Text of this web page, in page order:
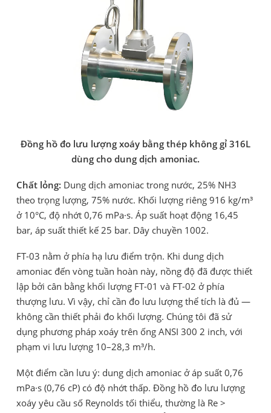
Đồng hồ đo lưu lượng xoáy bằng thép không gỉ 316L
dùng cho dung dịch amoniac.
Chất lỏng: Dung dịch amoniac trong nước, 25% NH3
theo trọng lượng, 75% nước. Khối lượng riêng 916 kg/m³
ở 10°C, độ nhớt 0,76 mPa·s. Áp suất hoạt động 16,45
bar, áp suất thiết kế 25 bar. Dây chuyền 1002.
FT-03 nằm ở phía hạ lưu điểm trộn. Khi dung dịch
amoniac đến vòng tuần hoàn này, nồng độ đã được thiết
lập bởi cân bằng khối lượng FT-01 và FT-02 ở phía
thượng lưu. Vì vậy, chỉ cần đo lưu lượng thể tích là đủ —
không cần thiết phải đo khối lượng. Chúng tôi đã sử
dụng phương pháp xoáy trên ống ANSI 300 2 inch, với
phạm vi lưu lượng 10–28,3 m³/h.
Một điểm cần lưu ý: dung dịch amoniac ở áp suất 0,76
mPa·s (0,76 cP) có độ nhớt thấp. Đồng hồ đo lưu lượng
xoáy yêu cầu số Reynolds tối thiểu, thường là Re >